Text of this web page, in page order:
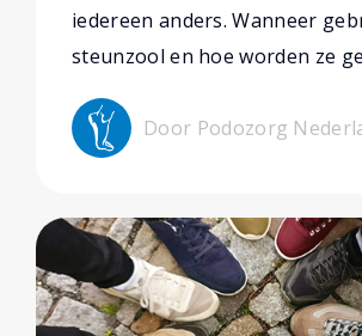
iedereen anders. Wanneer
steunzool en hoe worden ze
Door Podozorg